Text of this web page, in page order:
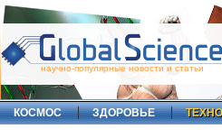
научно-популярные новости и статьи
КОСМОС ЗДОРОВЬЕ